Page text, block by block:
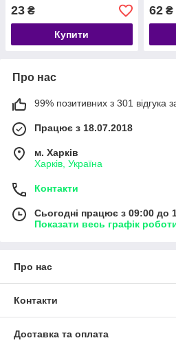
23 ₴
Купити
62₴
Про нас
99% позитивних з 301 відгука
Працює з 18.07.2018
м. Харків
Харків, Україна
Контакти
Сьогодні працює з 09:00 до
Показати весь графік
Про нас
Контакти
Доставка та оплата